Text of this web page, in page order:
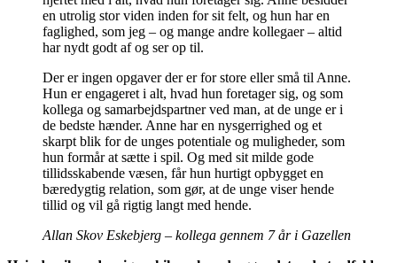
en utrolig stor viden inden for sit felt, og hun har en
faglighed, som jeg – og mange andre kollegaer – altid
har nydt godt af og ser op til.
Der er ingen opgaver der er for store eller små til Anne.
Hun er engageret i alt, hvad hun foretager sig, og som
kollega og samarbejdspartner ved man, at de unge er i
de bedste hænder. Anne har en nysgerrighed og et
skarpt blik for de unges potentiale og muligheder, som
hun formår at sætte i spil. Og med sit milde gode
tillidsskabende væsen, får hun hurtigt opbygget en
bæredygtig relation, som gør, at de unge viser hende
tillid og vil gå rigtig langt med hende.
Allan Skov Eskebjerg – kollega gennem 7 år i Gazellen